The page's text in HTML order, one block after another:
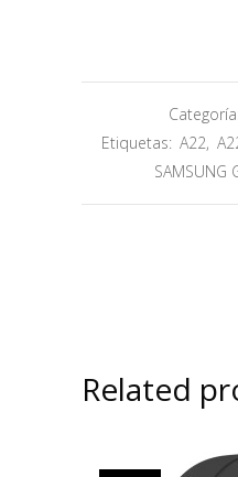
Categoría:
Etiquetas: A22,
SAMSUNG
Related